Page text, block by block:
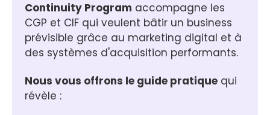
Continuity Program accompagne les
CGP et CIF qui veulent bâtir un business
prévisible grâce au marketing digital et à
des systèmes d'acquisition performants.
Nous vous offrons le guide pratique qui
révèle :